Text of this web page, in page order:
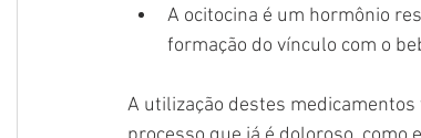
A ocitocina é um hormônio
formação do vínculo com o
A utilização destes